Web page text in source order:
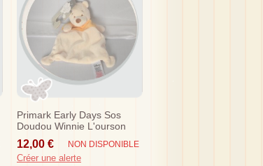
Primark Early Days Sos
Doudou Winnie L'ourson
Plat Orange Ecru Disney
12,00 € NON DISPONIBLE
Créer une alerte